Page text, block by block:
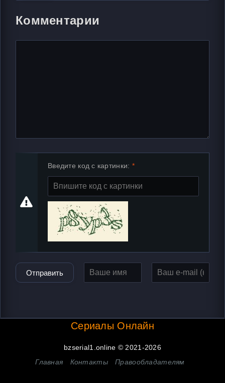
Комментарии
Введите код с картинки:
Отправить
Сериалы Онлайн
bzserial1.online © 2021-2026
Главная
Контакты Правообладателям